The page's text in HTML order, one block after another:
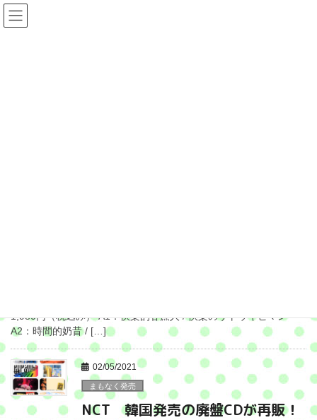
コ
ン
ナ
ビ
1,980円（税込み） A1：快樂的甘蔗人 / 快楽のサトウキビマン
A2：時間的奶昔 / […]
02/05/2021
まもなく発売
NCT 韓国発売の廃盤CDが再販！